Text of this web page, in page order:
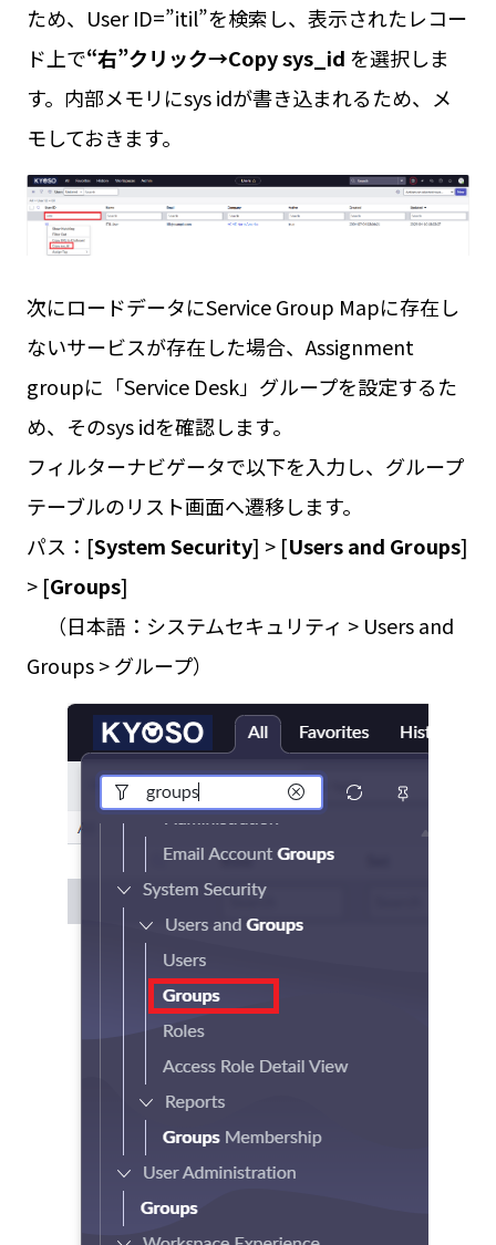
ため、User ID=”itil”を検索し、表示されたレコー
ド上で“右”クリック→Copy sys_id を選択しま
す。内部メモリにsys idが書き込まれるため、メ
モしておきます。
次にロードデータにService Group Mapに存在し
ないサービスが存在した場合、Assignment
groupに「Service Desk」グループを設定するた
め、そのsys idを確認します。
フィルターナビゲータで以下を入力し、グループ
テーブルのリスト画面へ遷移します。
パス：[System Security] > [Users and Groups]
> [Groups]
（日本語：システムセキュリティ > Users and
Groups > グループ）